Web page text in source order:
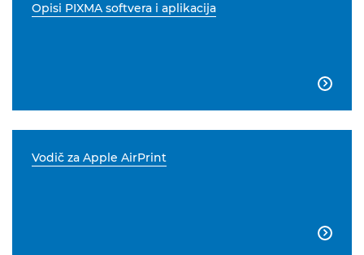
Opisi PIXMA softvera i aplikacija

Vodič za Apple AirPrint
